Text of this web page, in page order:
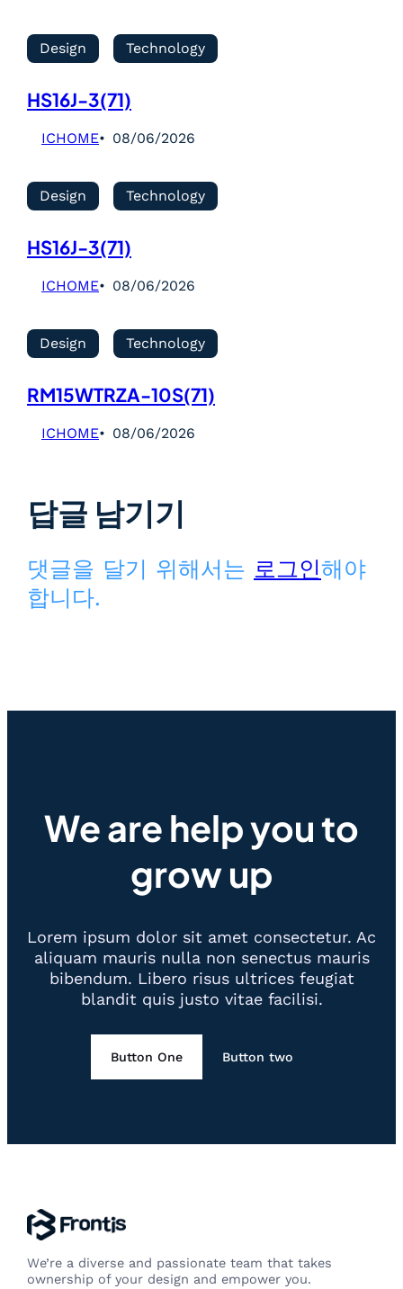
Design Technology
HS16J-3(71)
ICHOME 08/06/2026
Design Technology
HS16J-3(71)
ICHOME 08/06/2026
Design Technology
RM15WTRZA-10S(71)
ICHOME 08/06/2026
답글 남기기
댓글을 달기 위해서는 로그인해야
합니다.
We are help you to
grow up
Lorem ipsum dolor sit amet consectetur. Ac
aliquam mauris nulla non senectus mauris
bibendum. Libero risus ultrices feugiat
blandit quis justo vitae facilisi.
Button One Button two
We’re a diverse and passionate team that takes
ownership of your design and empower you.